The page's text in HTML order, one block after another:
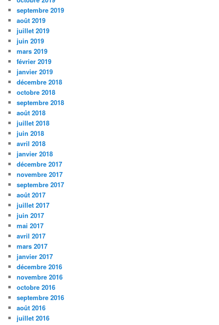
septembre 2019
août 2019
juillet 2019
juin 2019
mars 2019
février 2019
janvier 2019
décembre 2018
octobre 2018
septembre 2018
août 2018
juillet 2018
juin 2018
avril 2018
janvier 2018
décembre 2017
novembre 2017
septembre 2017
août 2017
juillet 2017
juin 2017
mai 2017
avril 2017
mars 2017
janvier 2017
décembre 2016
novembre 2016
octobre 2016
septembre 2016
août 2016
juillet 2016